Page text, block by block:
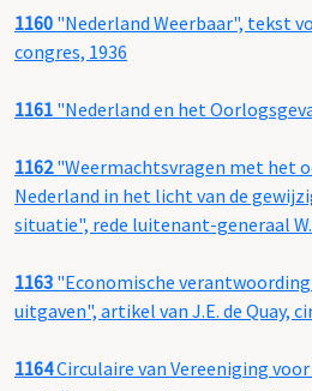
1160 "Nederland Weerbaar", tekst
congres, 1936
1161 "Nederland en het
1162"Weermachtsvragen met het
Nederland in het licht van de
situatie", rede luitenant-generaal
1163 "Economische
uitgaven", artikel van J.E. de Quay,
1164Circulaire van Vereeniging